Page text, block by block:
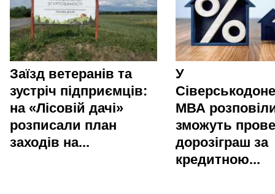
Заїзд ветеранів та
зустріч підприємців:
на «Лісовій дачі»
розписали план
заходів на...
У
МВА
зможуть
дорозіграш за
кредитною...